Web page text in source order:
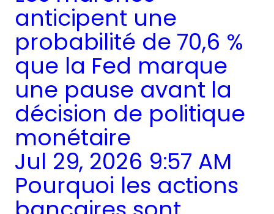
anticipent une
probabilité de 70,6 %
que la Fed marque
une pause avant la
décision de politique
monétaire
Jul 29, 2026 9:57 AM
Pourquoi les actions